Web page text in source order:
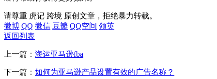
请尊重 虎记 跨境 原创文章，拒绝暴力转载。
微博 QQ 微信 豆瓣 QQ空间 领英
返回列表
上一篇： 海运亚马逊fba
下一篇： 如何为亚马逊产品设置有效的广告名称？